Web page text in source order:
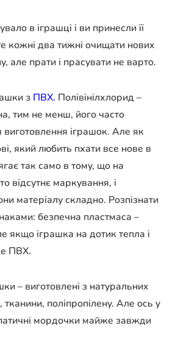
в іграшці і ви принесли її
кожні два тижні очищати нових
але прати і прасувати не варто.
з ПВХ. Полівінілхлорид –
тим не менш, його часто
іграшок. Але як
який любить пхати все нове в
так само в тому, що на
відсутнє маркування, і
матеріалу складно. Розпізнати
безпечна пластмаса –
якщо іграшка на дотик тепла і
ПВХ.
– виготовлені з натуральних
тканини, поліпропілену. Але ось у
мордочки майже завжди